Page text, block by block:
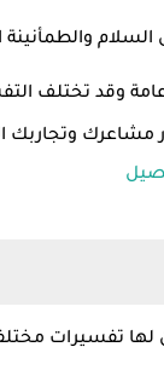
والطمأنينة
وقد تختلف
مشاعرك
لها تفسيرات